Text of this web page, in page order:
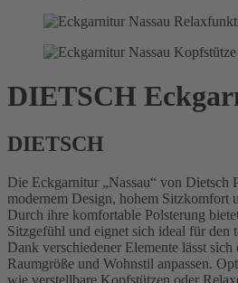
DIETSCH
DIETSCH
Die Eckgarnitur „Nassau“ von Dietsch
modernem Design, hohem Sitzkomfort
Durch ihre komfortable Polsterung
Sitzgefühl und eignet sich ideal für den
Dank verschiedener Elemente lässt
Raumgröße und Wohnstil anpassen.